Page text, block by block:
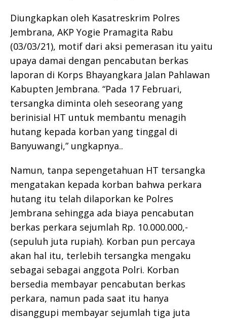
Diungkapkan oleh Kasatreskrim Polres
Jembrana, AKP Yogie Pramagita Rabu
(03/03/21), motif dari aksi pemerasan itu yaitu
upaya damai dengan pencabutan berkas
laporan di Korps Bhayangkara Jalan Pahlawan
Kabupten Jembrana. “Pada 17 Februari,
tersangka diminta oleh seseorang yang
berinisial HT untuk membantu menagih
hutang kepada korban yang tinggal di
Banyuwangi,” ungkapnya..
Namun, tanpa sepengetahuan HT tersangka
mengatakan kepada korban bahwa perkara
hutang itu telah dilaporkan ke Polres
Jembrana sehingga ada biaya pencabutan
berkas perkara sejumlah Rp. 10.000.000,-
(sepuluh juta rupiah). Korban pun percaya
akan hal itu, terlebih tersangka mengaku
sebagai sebagai anggota Polri. Korban
bersedia membayar pencabutan berkas
perkara, namun pada saat itu hanya
disanggupi membayar sejumlah tiga juta